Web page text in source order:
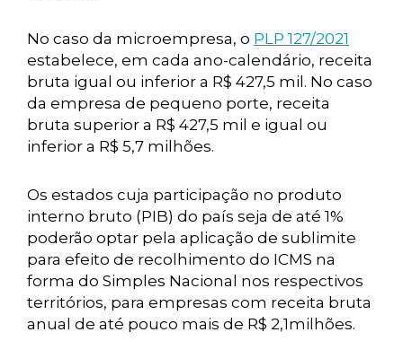
No caso da microempresa, o PLP 127/2021
estabelece, em cada ano-calendário, receita
bruta igual ou inferior a R$ 427,5 mil. No caso
da empresa de pequeno porte, receita
bruta superior a R$ 427,5 mil e igual ou
inferior a R$ 5,7 milhões.
Os estados cuja participação no produto
interno bruto (PIB) do país seja de até 1%
poderão optar pela aplicação de sublimite
para efeito de recolhimento do ICMS na
forma do Simples Nacional nos respectivos
territórios, para empresas com receita bruta
anual de até pouco mais de R$ 2,1milhões.